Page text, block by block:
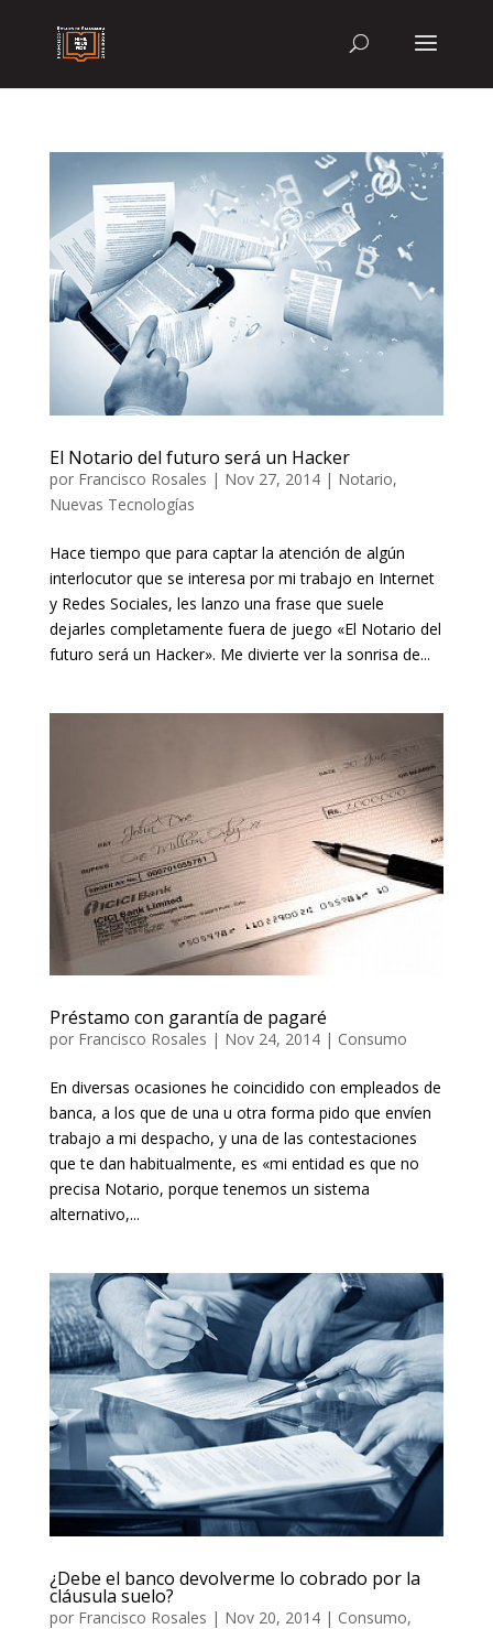
El Notario del futuro será un Hacker
por Francisco Rosales | Nov 27, 2014| Notario,
Nuevas Tecnologías
Hace tiempo que para captar la atención de algún
interlocutor que se interesa por mi trabajo en Internet
y Redes Sociales, les lanzo una frase que suele
dejarles completamente fuera de juego «El Notario del
futuro será un Hacker». Me divierte ver la sonrisa de...
Préstamo con garantía de pagaré
por Francisco Rosales | Nov 24, 2014| Consumo
En diversas ocasiones he coincidido con empleados de
banca, a los que de una u otra forma pido que envíen
trabajo a mi despacho, y una de las contestaciones
que te dan habitualmente, es «mi entidad es que no
precisa Notario, porque tenemos un sistema
alternativo,...
¿Debe el banco devolverme lo cobrado por la
cláusula suelo?
por Francisco Rosales | Nov 20, 2014| Consumo,